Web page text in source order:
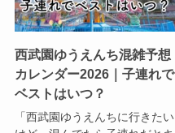
西武園ゆうえんち混雑予想
カレンダー2026｜子連れで
ベストはいつ？
「西武園ゆうえんちに行きたい